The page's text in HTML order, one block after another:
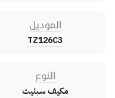
الموديل
TZ126C3
النوع
مكيف سبليت